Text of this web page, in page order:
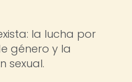
la lucha por
género y la
sexual.